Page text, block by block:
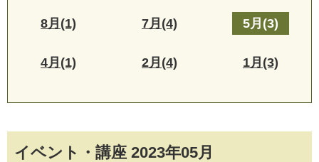
イベント・講座 2023年05月
8月(1) 7月(4) 5月(3)
4月(1) 2月(4) 1月(3)